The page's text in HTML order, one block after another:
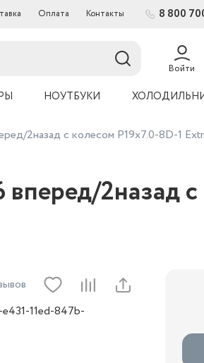
Оплата Контакты 8 800
Войти
НОУТБУКИ
2назад с колесом P19х7.0-8D-1
2назад с
11ed-847b-